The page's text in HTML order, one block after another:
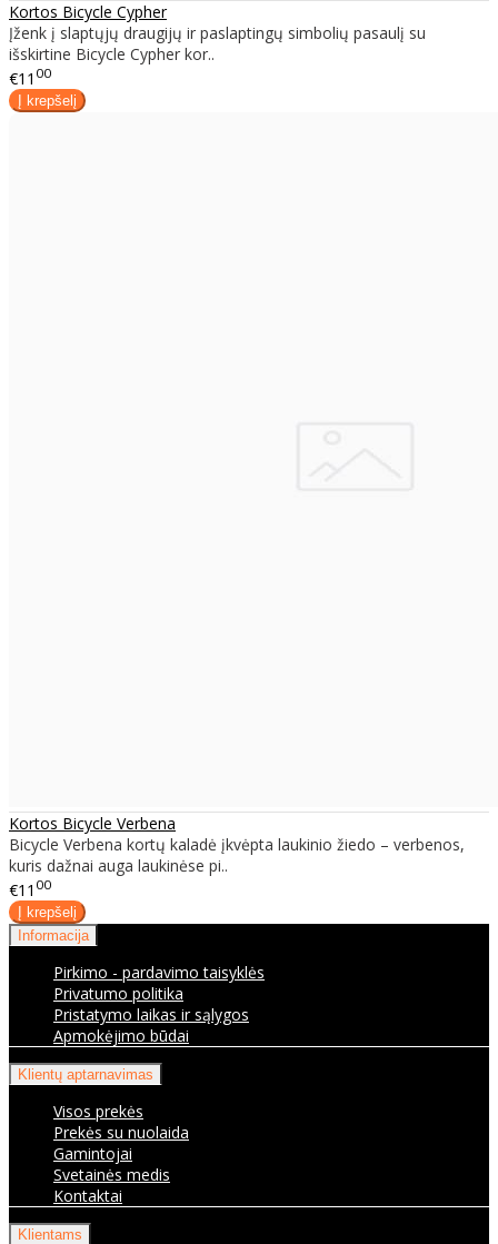
Kortos Bicycle Cypher
Įženk į slaptųjų draugijų ir paslaptingų simbolių pasaulį su
išskirtine Bicycle Cypher kor..
€11 00
Kortos Bicycle Verbena
Bicycle Verbena kortų kaladė įkvėpta laukinio žiedo – verbenos,
kuris dažnai auga laukinėse pi..
€11 00
Informacija
Pirkimo - pardavimo taisyklės
Privatumo politika
Pristatymo laikas ir sąlygos
Apmokėjimo būdai
Klientų aptarnavimas
Visos prekės
Prekės su nuolaida
Gamintojai
Svetainės medis
Kontaktai
Klientams